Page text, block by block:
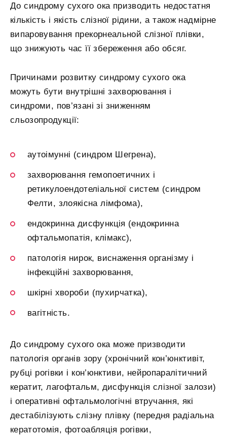
До синдрому сухого ока призводить недостатня
кількість і якість слізної рідини, а також надмірне
випаровування прекорнеальной слізної плівки,
що знижують час її збереження або обсяг.
Причинами розвитку синдрому сухого ока
можуть бути внутрішні захворювання і
синдроми, пов’язані зі зниженням
сльозопродукції:
аутоімунні (синдром Шегрена),
захворювання гемопоетичних і
ретикулоендотеліальної систем (синдром
Фелти, злоякісна лімфома),
ендокринна дисфункція (ендокринна
офтальмопатія, клімакс),
патологія нирок, виснаження організму і
інфекційні захворювання,
шкірні хвороби (пухирчатка),
вагітність.
До синдрому сухого ока може призводити
патологія органів зору (хронічний кон’юнктивіт,
рубці рогівки і кон’юнктиви, нейропаралітичний
кератит, лагофтальм, дисфункція слізної залози)
і оперативні офтальмологічні втручання, які
дестабілізують слізну плівку (передня радіальна
кератотомія, фотоабляція рогівки,